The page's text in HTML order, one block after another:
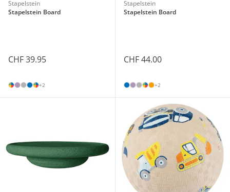
Stapelstein
Stapelstein Board
CHF 39.95
+2
Stapelstein
Stapelstein Board
CHF 44.00
+2